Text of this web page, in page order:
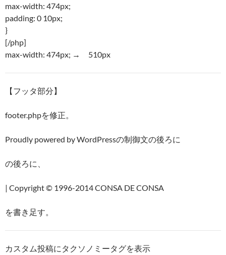
max-width: 474px;
padding: 0 10px;
}
[/php]
max-width: 474px; → 510px
【フッタ部分】
footer.phpを修正。
Proudly powered by WordPressの制御文の後ろに
の後ろに、
| Copyright © 1996-2014 CONSA DE CONSA
を書き足す。
カスタム投稿にタクソノミータグを表示